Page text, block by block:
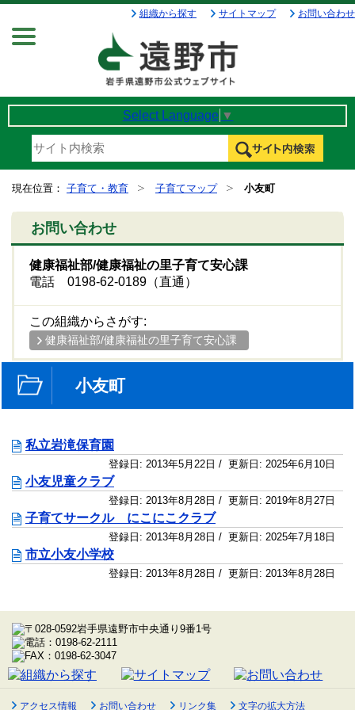
組織から探す サイトマップ お問い合わせ
Select Language ▼
現在位置： 子育て・教育 子育てマップ 小友町
お問い合わせ
健康福祉部/健康福祉の里子育て安心課
電話 0198-62-0189（直通）
この組織からさがす:
健康福祉部/健康福祉の里子育て安心課
小友町
私立岩滝保育園
登録日: 2013年5月22日 / 更新日: 2025年6月10日
小友児童クラブ
登録日: 2013年8月28日 / 更新日: 2019年8月27日
子育てサークル にこにこクラブ
登録日: 2013年8月28日 / 更新日: 2025年7月18日
市立小友小学校
登録日: 2013年8月28日 / 更新日: 2013年8月28日
アクセス情報 お問い合わせ リンク集 文字の拡大方法